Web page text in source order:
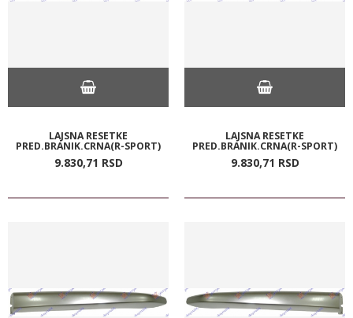
LAJSNA RESETKE
PRED.BRANIK.CRNA(R-SPORT)
9.830,71 RSD
LAJSNA RESETKE
PRED.BRANIK.CRNA(R-SPORT)
9.830,71 RSD